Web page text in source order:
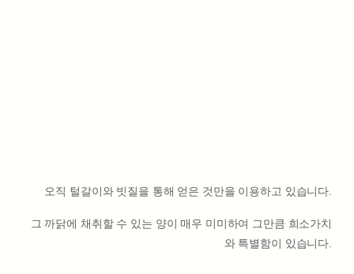
오직 털갈이와 빗질을 통해 얻은 것만을 이용하고 있습니다.
그 까닭에 채취할 수 있는 양이 매우 미미하여 그만큼 희소가치
와 특별함이 있습니다.